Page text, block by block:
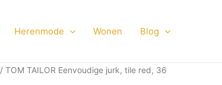
Herenmode Wonen Blog
/ TOM TAILOR Eenvoudige jurk, tile red, 36